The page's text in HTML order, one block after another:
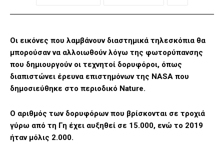
Οι εικόνες που λαμβάνουν διαστημικά τηλεσκόπια θα
μπορούσαν να αλλοιωθούν λόγω της φωτορύπανσης
που δημιουργούν οι τεχνητοί δορυφόροι, όπως
διαπιστώνει έρευνα επιστημόνων της NASA που
δημοσιεύθηκε στο περιοδικό Nature.
Ο αριθμός των δορυφόρων που βρίσκονται σε τροχιά
γύρω από τη Γη έχει αυξηθεί σε 15.000, ενώ το 2019
ήταν μόλις 2.000.